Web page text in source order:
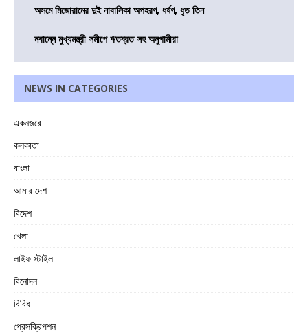
অসমে মিজোরামের দুই নাবালিকা অপহরণ, ধর্ষণ, ধৃত তিন
নবান্নে মুখ্যমন্ত্রী সমীপে ঋতব্রত সহ অনুগামীরা
NEWS IN CATEGORIES
একনজরে
কলকাতা
বাংলা
আমার দেশ
বিদেশ
খেলা
লাইফ স্টাইল
বিনোদন
বিবিধ
প্রেসক্রিপশন